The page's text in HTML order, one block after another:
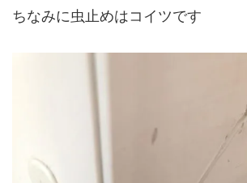
ちなみに虫止めはコイツです